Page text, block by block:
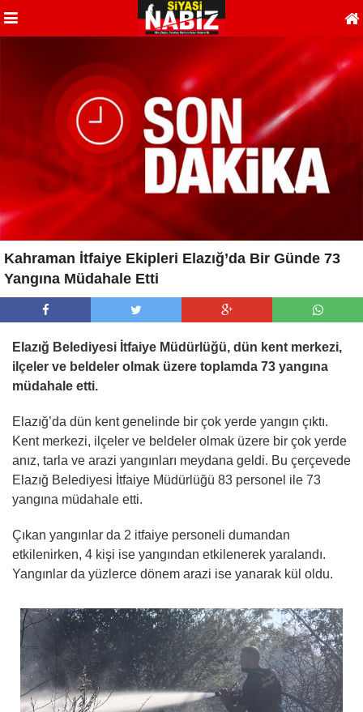
Kahraman İtfaiye Ekipleri Elazığ’da Bir Günde 73
Yangına Müdahale Etti
Elazığ Belediyesi İtfaiye Müdürlüğü, dün kent merkezi,
ilçeler ve beldeler olmak üzere toplamda 73 yangına
müdahale etti.
Elazığ’da dün kent genelinde bir çok yerde yangın çıktı.
Kent merkezi, ilçeler ve beldeler olmak üzere bir çok yerde
anız, tarla ve arazi yangınları meydana geldi. Bu çerçevede
Elazığ Belediyesi İtfaiye Müdürlüğü 83 personel ile 73
yangına müdahale etti.
Çıkan yangınlar da 2 itfaiye personeli dumandan
etkilenirken, 4 kişi ise yangından etkilenerek yaralandı.
Yangınlar da yüzlerce dönem arazi ise yanarak kül oldu.